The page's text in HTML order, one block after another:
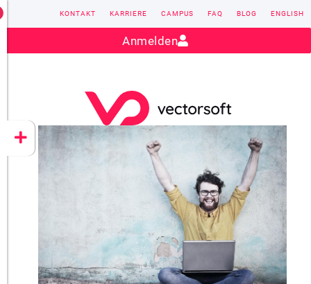
CONZEPT 16
YEET
Kontakt:sales@vectorsoft.de
KONTAKT KARRIERE CAMPUS FAQ BLOG ENGLISH
Anmelden